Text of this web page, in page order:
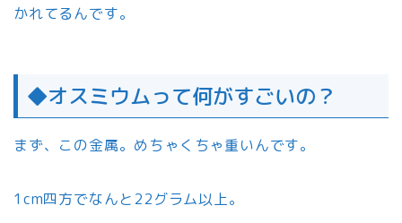
かれてるんです。
◆オスミウムって何がすごいの？
まず、この金属。めちゃくちゃ重いんです。
1cm四方でなんと22グラム以上。